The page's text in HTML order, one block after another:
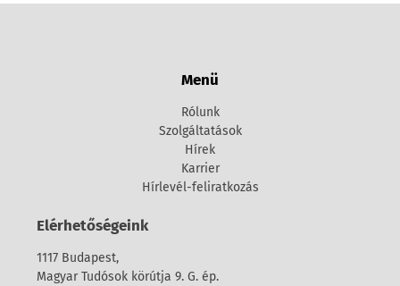
Menü
Rólunk
Szolgáltatások
Hírek
Karrier
Hírlevél-feliratkozás
Elérhetőségeink
1117 Budapest,
Magyar Tudósok körútja 9. G. ép.